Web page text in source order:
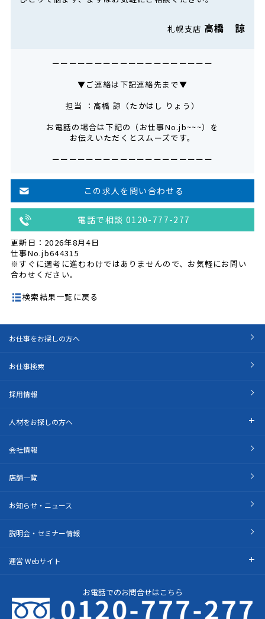
札幌支店 高橋 諒
ーーーーーーーーーーーーーーーーーーー
▼ご連絡は下記連絡先まで▼
担当 ：高橋 諒（たかはし りょう）
お電話の場合は下記の（お仕事No.jb~~~）を
お伝えいただくとスムーズです。
ーーーーーーーーーーーーーーーーーーー
この求人を問い合わせる
電話で相談 0120-777-277
更新日：2026年8月4日
仕事No.jb644315
※すぐに選考に進むわけではありませんので、お気軽にお問い
合わせください。
検索結果一覧に戻る
お仕事をお探しの方へ
お仕事検索
採用情報
人材をお探しの方へ
会社情報
店舗一覧
お知らせ・ニュース
説明会・セミナー情報
運営 Webサイト
お電話でのお問合せはこちら